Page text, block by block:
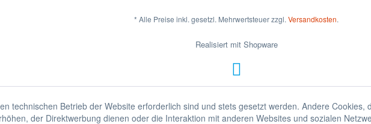
* Alle Preise inkl. gesetzl. Mehrwertsteuer zzgl. Versandkosten.
Realisiert mit Shopware
technischen Betrieb der Website erforderlich sind und stets gesetzt werden. Andere Cookies,
der Direktwerbung dienen oder die Interaktion mit anderen Websites und sozialen